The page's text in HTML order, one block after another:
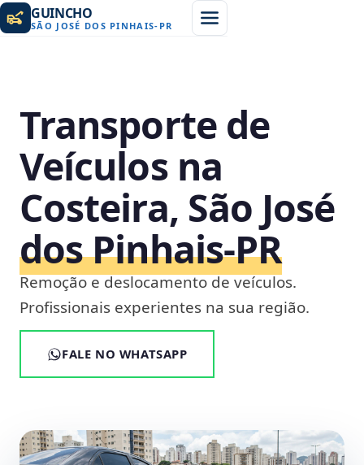
GUINCHO
SÃO JOSÉ DOS PINHAIS- PR
Transporte de
Veículos na
Costeira, São José
dos Pinhais‑PR
Remoção e deslocamento de veículos.
Profissionais experientes na sua região.
FALE NO WHATSAPP